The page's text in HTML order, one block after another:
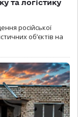
та логістику
російської
об’єктів на